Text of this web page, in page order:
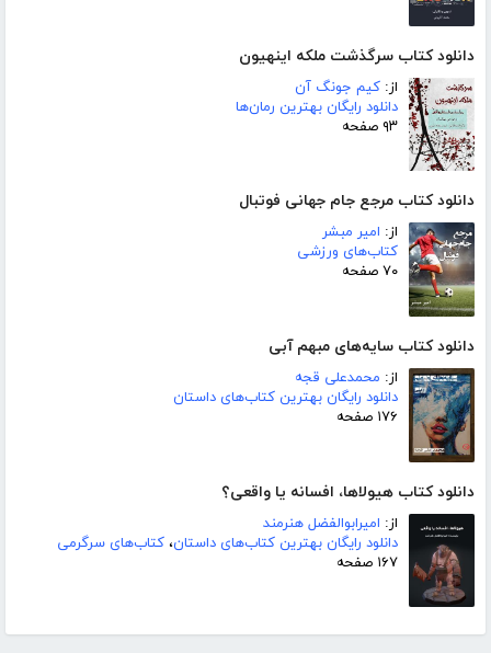
دانلود کتاب سرگذشت ملکه اینهیون
از: کیم جونگ آن
دانلود رایگان بهترین رمان‌ها
۹۳ صفحه
دانلود کتاب مرجع جام جهانی فوتبال
از: امیر مبشر
کتاب‌های ورزشی
۷۰ صفحه
دانلود کتاب سایه‌های مبهم آبی
از: محمدعلی قجه
دانلود رایگان بهترین کتاب‌های داستان
۱۷۶ صفحه
دانلود کتاب هیولاها، افسانه یا واقعی؟
از: امیرابوالفضل هنرمند
دانلود رایگان بهترین کتاب‌های داستان، کتاب‌های سرگرمی
۱۶۷ صفحه